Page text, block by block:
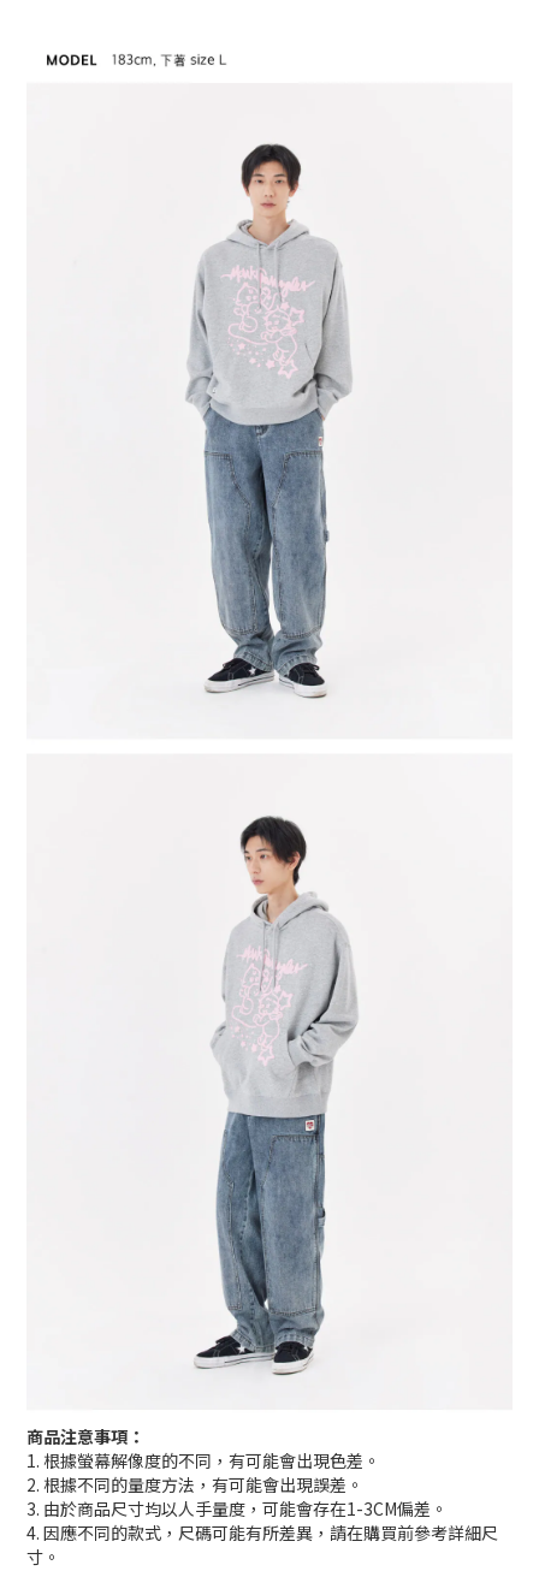
商品注意事項：
1. 根據螢幕解像度的不同，有可能會出現色差。
2. 根據不同的量度方法，有可能會出現誤差。
3. 由於商品尺寸均以人手量度，可能會存在1-3CM偏差。
4. 因應不同的款式，尺碼可能有所差異，請在購買前參考詳細尺
寸。